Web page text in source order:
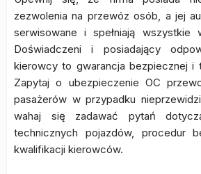
zezwolenia na przewóz osób, a jej
serwisowane i spełniają wszystkie
Doświadczeni i posiadający
kierowcy to gwarancja bezpiecznej i
Zapytaj o ubezpieczenie OC
pasażerów w przypadku
wahaj się zadawać pytań
technicznych pojazdów, procedur
kwalifikacji kierowców.